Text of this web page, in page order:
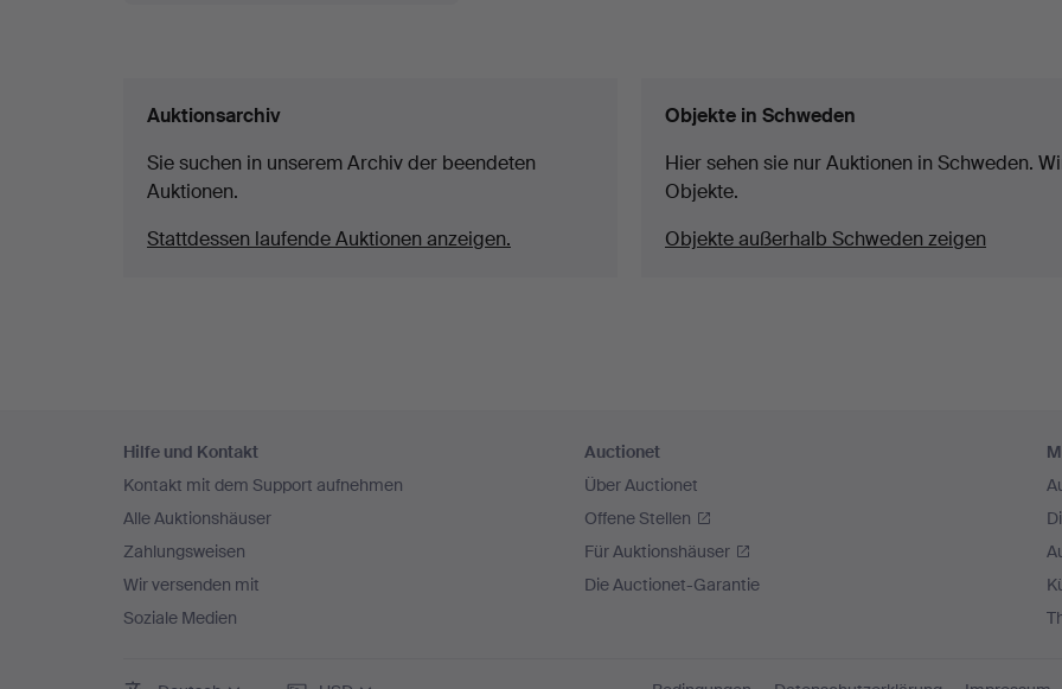
Auktionsarchiv
Sie suchen in unserem Archiv der beendeten
Auktionen.
Stattdessen laufende Auktionen anzeigen.
Objekte in Schweden
Hier sehen sie nur Auktionen in Schweden.
Objekte.
Objekte außerhalb Schweden zeigen
Navigation
Hilfe und Kontakt
Kontakt mit dem Support aufnehmen
Alle Auktionshäuser
Zahlungsweisen
Wir versenden mit
Soziale Medien
Auctionet
Über Auctionet
Offene Stellen
Für Auktionshäuser
Die Auctionet-Garantie